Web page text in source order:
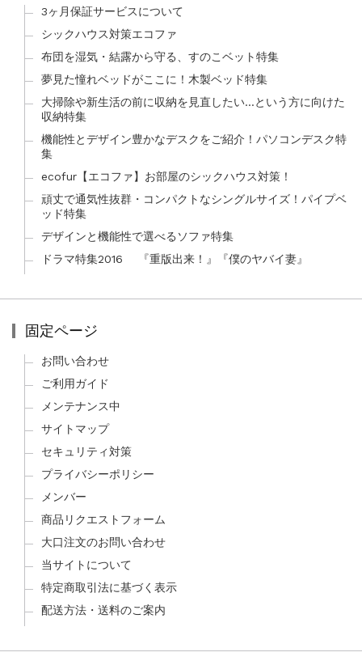
3ヶ月保証サービスについて
シックハウス対策エコファ
布団を湿気・結露から守る、すのこベット特集
夢見た憧れベッドがここに！木製ベッド特集
大掃除や新生活の前に収納を見直したい…という方に向けた
収納特集
機能性とデザイン豊かなデスクをご紹介！パソコンデスク特
集
ecofur【エコファ】お部屋のシックハウス対策！
頑丈で通気性抜群・コンパクトなシングルサイズ！パイプベ
ッド特集
デザインと機能性で選べるソファ特集
ドラマ特集2016 『重版出来！』『僕のヤバイ妻』
固定ページ
お問い合わせ
ご利用ガイド
メンテナンス中
サイトマップ
セキュリティ対策
プライバシーポリシー
メンバー
商品リクエストフォーム
大口注文のお問い合わせ
当サイトについて
特定商取引法に基づく表示
配送方法・送料のご案内